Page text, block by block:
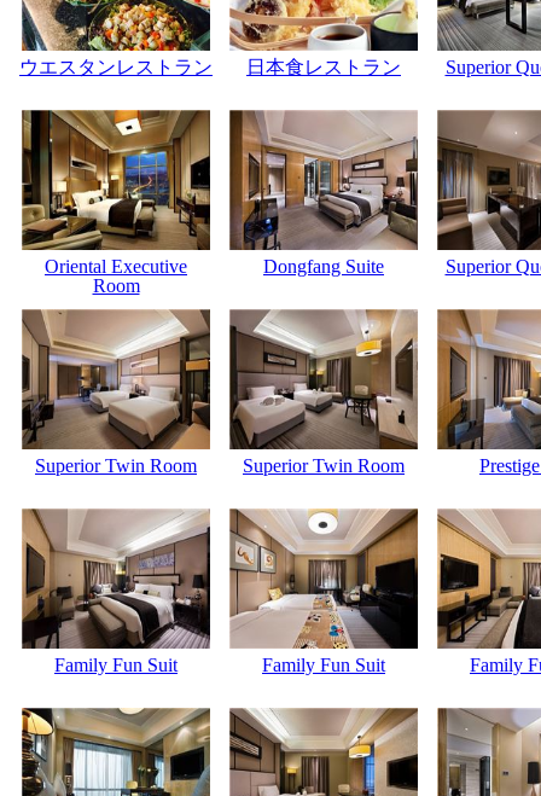
ウエスタンレストラン 日本食レストラン Superior
Oriental Executive
Room
Dongfang Suite Superior
Superior Twin Room Superior Twin Room
Family Fun Suit Family Fun Suit Family